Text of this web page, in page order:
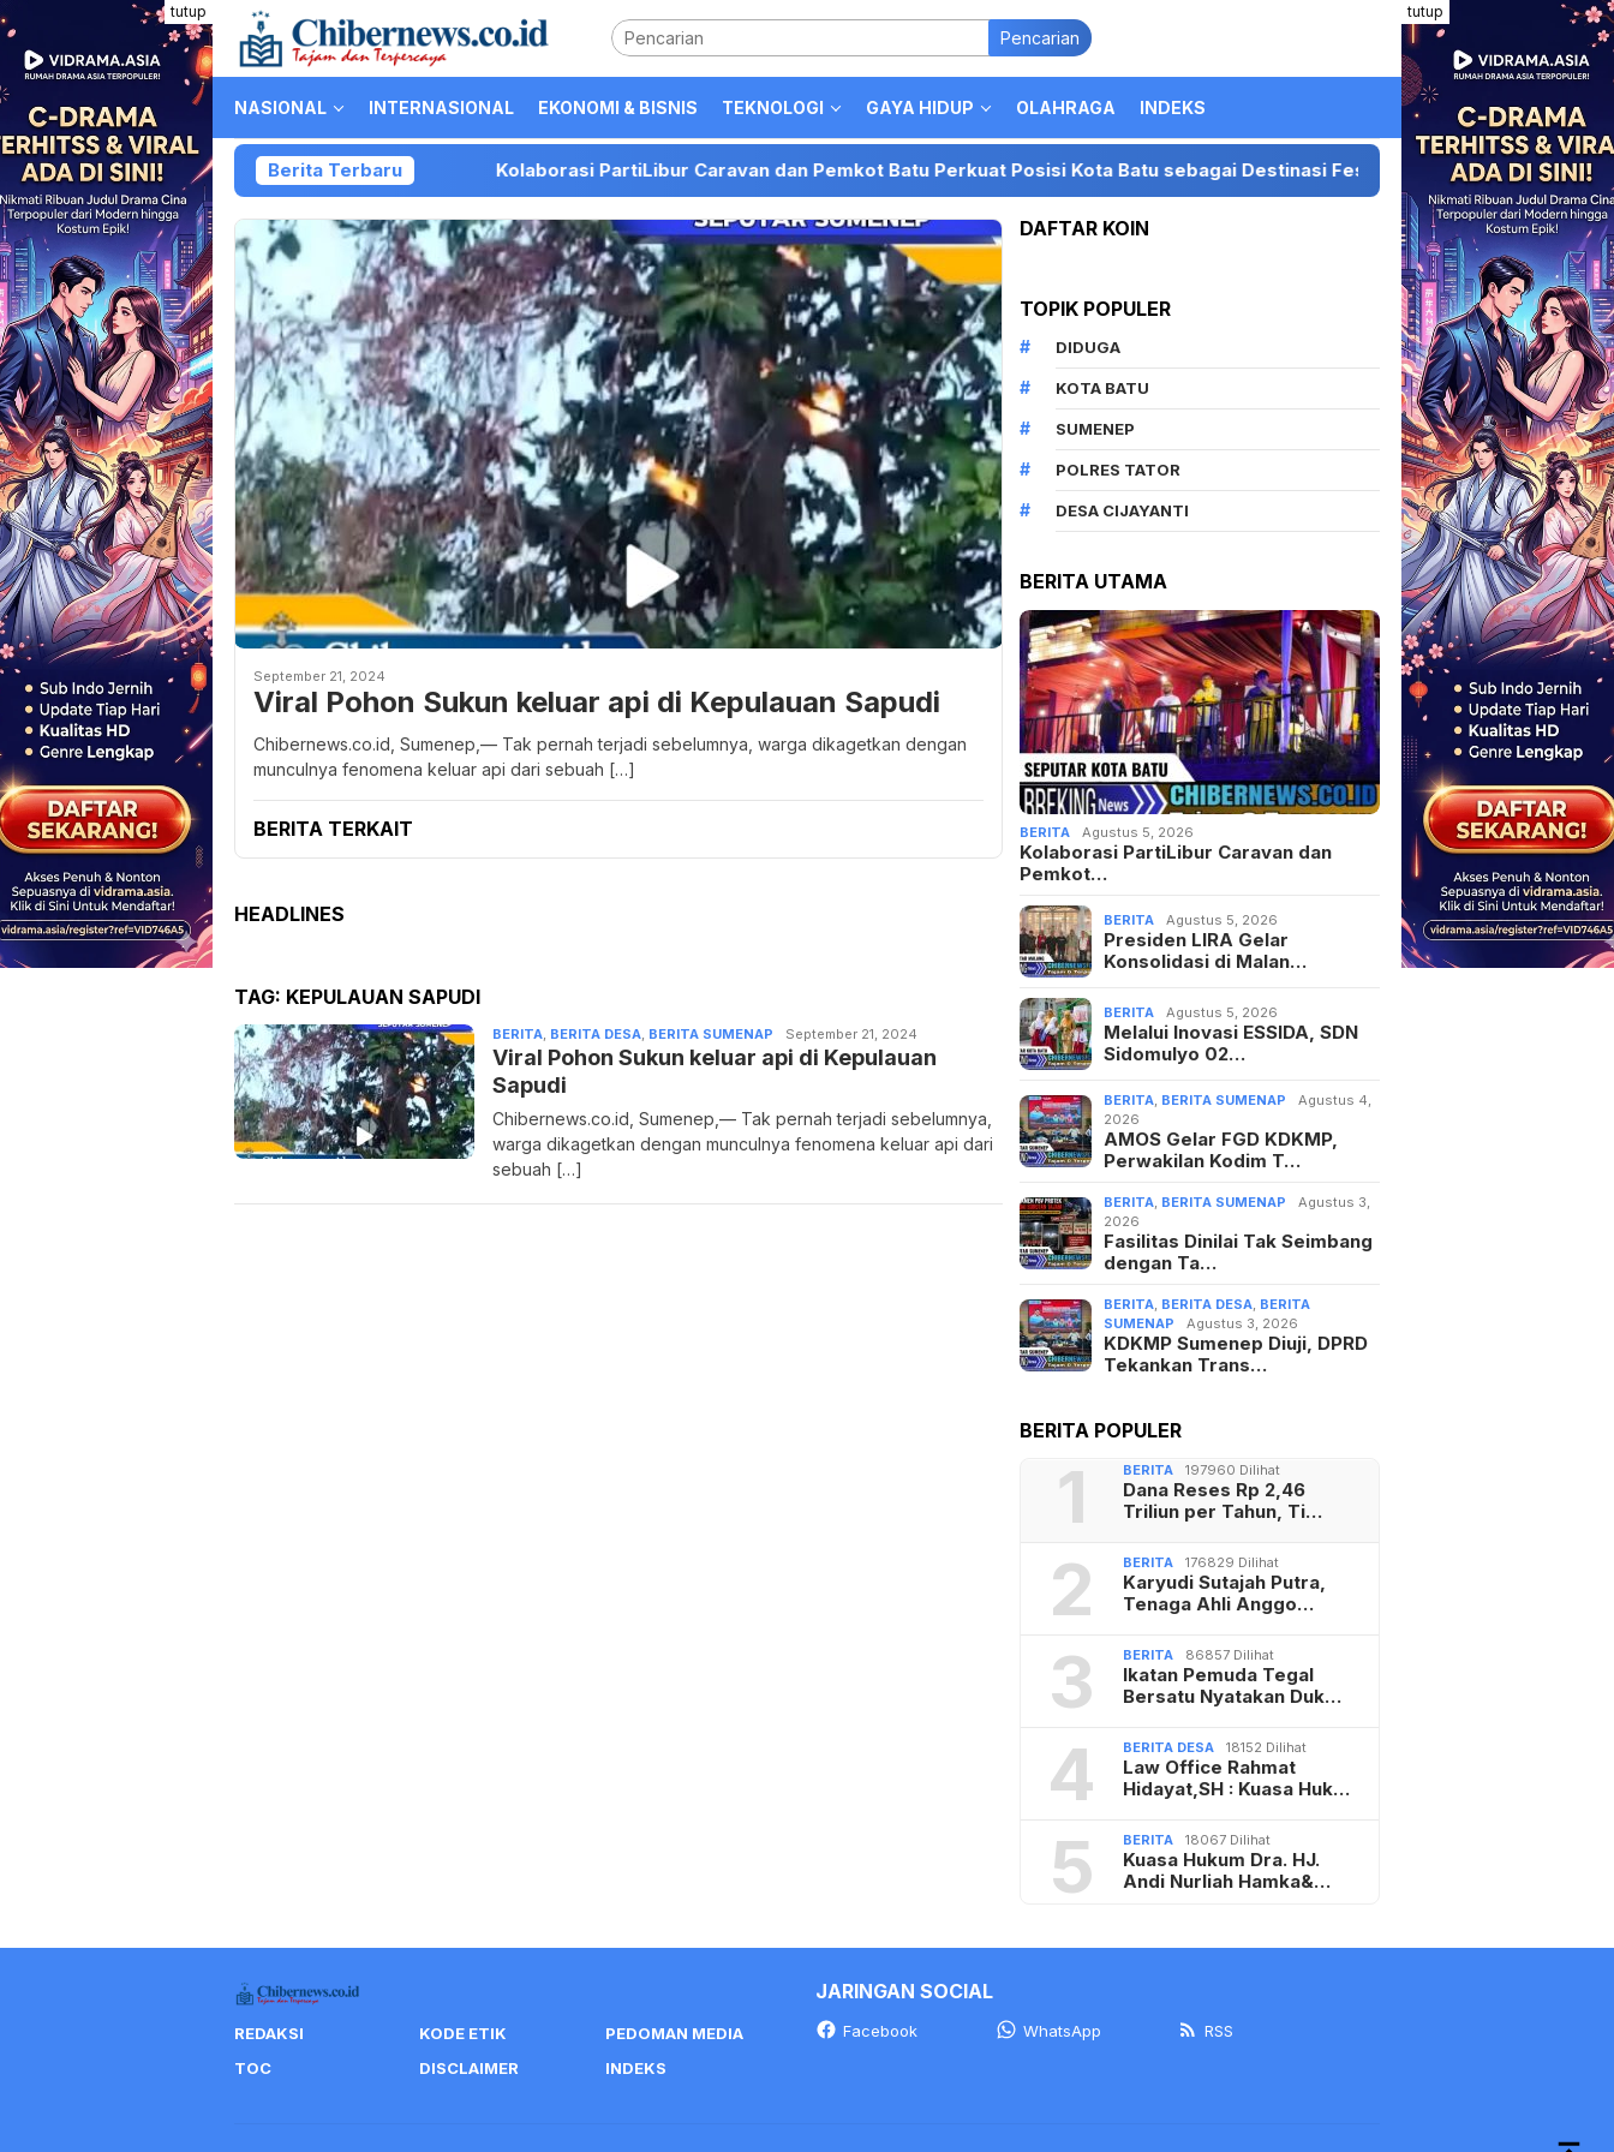
Loncat
ke
konten
tutup tutup
Pencarian
NASIONAL INTERNASIONAL EKONOMI & BISNIS TEKNOLOGI GAYA HIDUP OLAHRAGA INDEKS
Berita TerbaruKolaborasi PartiLibur Caravan dan Pemkot Batu Perkuat Posisi Kota Batu sebagai Destinasi Festival Musik Nasional Presiden
September 21, 2024
Viral Pohon Sukun keluar api di Kepulauan Sapudi
Chibernews.co.id, Sumenep,— Tak pernah terjadi sebelumnya, warga dikagetkan dengan
munculnya fenomena keluar api dari sebuah […]
BERITA TERKAIT
HEADLINES
TAG: KEPULAUAN SAPUDI
BERITA, BERITA DESA, BERITA SUMENAP Admin
September 21, 2024
Viral Pohon Sukun keluar api di Kepulauan
Sapudi
Chibernews.co.id, Sumenep,— Tak pernah terjadi sebelumnya,
warga dikagetkan dengan munculnya fenomena keluar api dari
sebuah […]
DAFTAR KOIN
TOPIK POPULER
DIDUGA
KOTA BATU
SUMENEP
POLRES TATOR
DESA CIJAYANTI
BERITA UTAMA
BERITA Agustus 5, 2026
Kolaborasi PartiLibur Caravan dan
Pemkot…
BERITA Agustus 5, 2026
Presiden LIRA Gelar
Konsolidasi di Malan…
BERITA Agustus 5, 2026
Melalui Inovasi ESSIDA, SDN
Sidomulyo 02…
BERITA BERITA SUMENAP
Agustus 4,
2026
AMOS Gelar FGD KDKMP,
Perwakilan Kodim T…
BERITA BERITA SUMENAP
Agustus 3,
2026
Fasilitas Dinilai Tak Seimbang
dengan Ta…
BERITA BERITA DESA BERITA
SUMENAP
Agustus 3, 2026
KDKMP Sumenep Diuji, DPRD
Tekankan Trans…
BERITA POPULER
1 BERITA 197960 Dilihat
Dana Reses Rp 2,46
Triliun per Tahun, Ti…
2 BERITA 176829 Dilihat
Karyudi Sutajah Putra,
Tenaga Ahli Anggo…
3 BERITA 86857 Dilihat
Ikatan Pemuda Tegal
Bersatu Nyatakan Duk…
4 BERITA DESA 18152 Dilihat
Law Office Rahmat
Hidayat,SH : Kuasa Huk…
5 BERITA 18067 Dilihat
Kuasa Hukum Dra. HJ.
Andi Nurliah Hamka&…
REDAKSI KODE ETIK
PEDOMAN MEDIA
TOC
DISCLAIMER INDEKS
JARINGAN SOCIAL
Facebook WhatsApp RSS